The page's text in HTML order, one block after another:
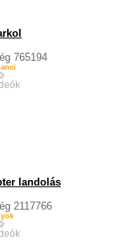
765194
landolás
2117766